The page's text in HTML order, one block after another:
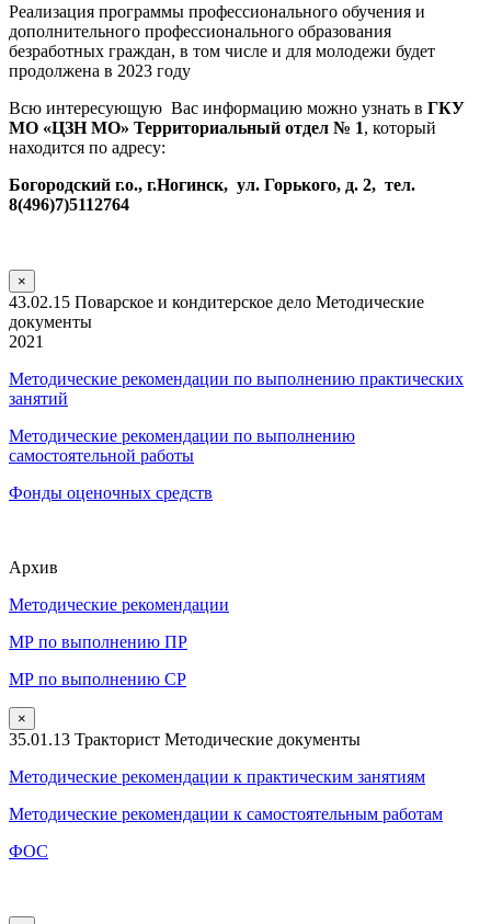
Реализация программы профессионального обучения и
дополнительного профессионального образования
безработных граждан, в том числе и для молодежи будет
продолжена в 2023 году
Всю интересующую Вас информацию можно узнать в ГКУ
МО «ЦЗН МО» Территориальный отдел № 1, который
находится по адресу:
Богородский г.о., г.Ногинск, ул. Горького, д. 2, тел.
8(496)7)5112764
×
43.02.15 Поварское и кондитерское дело Методические
документы
2021
Методические рекомендации по выполнению практических
занятий
Методические рекомендации по выполнению
самостоятельной работы
Фонды оценочных средств
Архив
Методические рекомендации
МР по выполнению ПР
МР по выполнению СР
×
35.01.13 Тракторист Методические документы
Методические рекомендации к практическим занятиям
Методические рекомендации к самостоятельным работам
ФОС